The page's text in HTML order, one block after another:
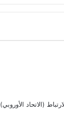
(الاتحاد الأوروبي)